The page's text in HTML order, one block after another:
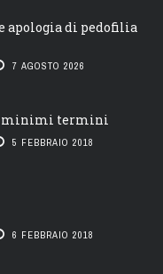
apologia di pedofilia
7 AGOSTO 2026
minimi termini
5 FEBBRAIO 2018
6 FEBBRAIO 2018